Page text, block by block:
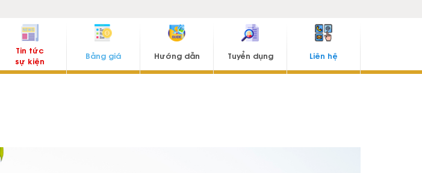
Tin tức
sự kiện
Bảng giá Hướng dẫn Tuyển dụng Liên hệ